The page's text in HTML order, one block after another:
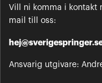
Vill ni komma i kontakt
mail till oss:
Ansvarig utgivare: